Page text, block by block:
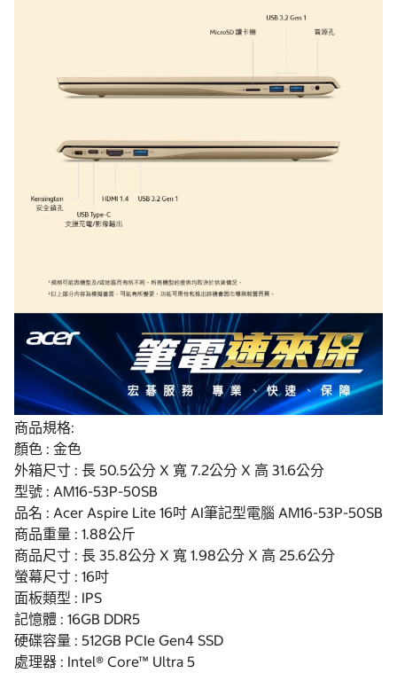
商品規格:
顏色 : 金色
外箱尺寸 : 長 50.5公分 X 寬 7.2公分 X 高 31.6公分
型號 : AM16-53P-50SB
品名 : Acer Aspire Lite 16吋 AI筆記型電腦 AM16-53P-50SB
商品重量 : 1.88公斤
商品尺寸 : 長 35.8公分 X 寬 1.98公分 X 高 25.6公分
螢幕尺寸 : 16吋
面板類型 : IPS
記憶體 : 16GB DDR5
硬碟容量 : 512GB PCIe Gen4 SSD
處理器 : Intel® Core™ Ultra 5